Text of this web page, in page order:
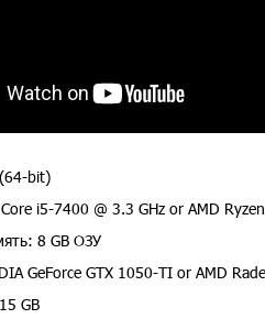
bit)
i5-7400 @ 3.3 GHz or AMD
8 GB ОЗУ
GeForce GTX 1050-TI or AMD
GB